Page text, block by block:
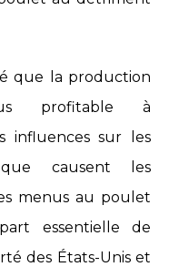
que la production
profitable à
influences sur les
que causent les
menus au poulet
essentielle de
des États-Unis et